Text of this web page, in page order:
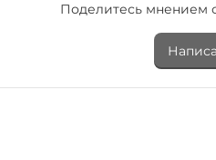
Поделитесь мнением